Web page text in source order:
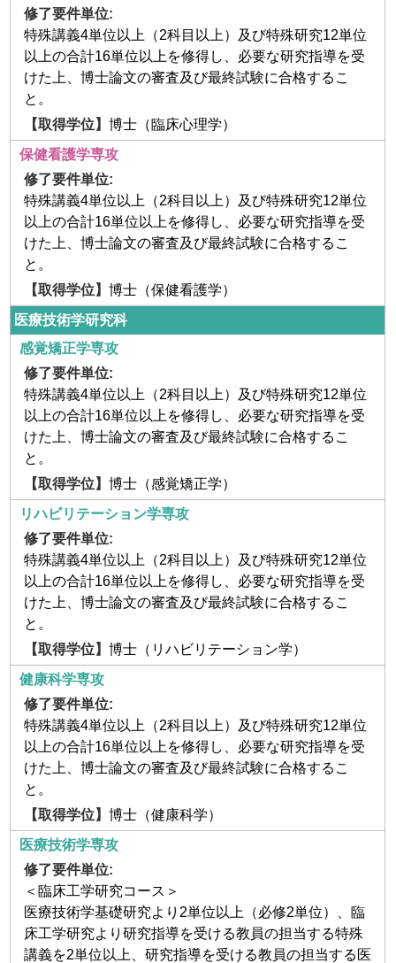
特殊講義4単位以上（2科目以上）及び特殊研究12単位
以上の合計16単位以上を修得し、必要な研究指導を受
けた上、博士論文の審査及び最終試験に合格するこ
と。
博士（臨床心理学）
保健看護学専攻
特殊講義4単位以上（2科目以上）及び特殊研究12単位
以上の合計16単位以上を修得し、必要な研究指導を受
けた上、博士論文の審査及び最終試験に合格するこ
と。
博士（保健看護学）
医療技術学研究科
感覚矯正学専攻
特殊講義4単位以上（2科目以上）及び特殊研究12単位
以上の合計16単位以上を修得し、必要な研究指導を受
けた上、博士論文の審査及び最終試験に合格するこ
と。
博士（感覚矯正学）
リハビリテーション学専攻
特殊講義4単位以上（2科目以上）及び特殊研究12単位
以上の合計16単位以上を修得し、必要な研究指導を受
けた上、博士論文の審査及び最終試験に合格するこ
と。
博士（リハビリテーション学）
健康科学専攻
特殊講義4単位以上（2科目以上）及び特殊研究12単位
以上の合計16単位以上を修得し、必要な研究指導を受
けた上、博士論文の審査及び最終試験に合格するこ
と。
博士（健康科学）
医療技術学専攻
＜臨床工学研究コース＞
医療技術学基礎研究より2単位以上（必修2単位）、臨
床工学研究より研究指導を受ける教員の担当する特殊
講義を2単位以上、研究指導を受ける教員の担当する医